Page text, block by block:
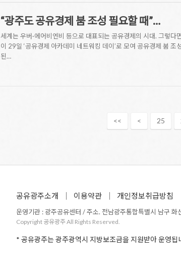
“광주도 공유경제 붐 조성 필요할 때”…
세계는 우버·에어비엔비 등으로 대표되는 공유경제의 시대. 그렇
이 29일 ‘공유경제 아카데미 네트워킹 데이’로 모여 공유경제 붐
된…
<< < 25
공유광주소개 이용약관 개인정보취급방침
운영기관 : 광주공유센터 / 주소. 전남광주통합특별시 남
Copyright 공유광주 All Rights Reserved.
* 공유광주는 광주광역시 지방보조금을 지원받아 운영됩